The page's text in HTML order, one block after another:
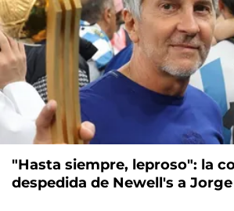
"Hasta siempre, leproso": la
despedida de Newell's a